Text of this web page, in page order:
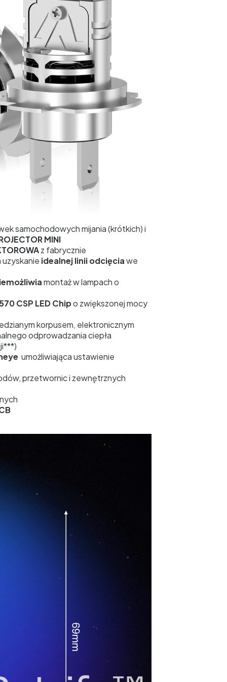
samochodowych mijania (krótkich) i
MINI
z fabrycznie
idealnej linii odcięciawe
montaż w lampach o
CSP LED Chipo zwiększonej mocy
korpusem, elektronicznym
odprowadzania ciepła
umożliwiająca ustawienie
przetwornic i zewnętrznych